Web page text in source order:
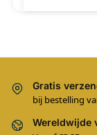
Gratis
bij bestelling
Wereldwijde